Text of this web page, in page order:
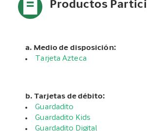
Productos
a. Medio de disposición:
Tarjeta Azteca
b. Tarjetas de débito:
Guardadito
Guardadito Kids
Guardadito Digital